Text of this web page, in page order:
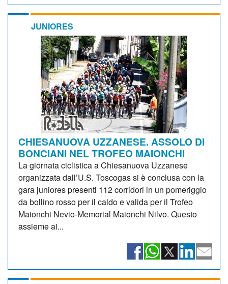
JUNIORES
CHIESANUOVA UZZANESE. ASSOLO DI
BONCIANI NEL TROFEO MAIONCHI
La giornata ciclistica a Chiesanuova Uzzanese
organizzata dall’U.S. Toscogas si è conclusa con la
gara juniores presenti 112 corridori in un pomeriggio
da bollino rosso per il caldo e valida per il Trofeo
Maionchi Nevio-Memorial Maionchi Nilvo. Questo
assieme ai...